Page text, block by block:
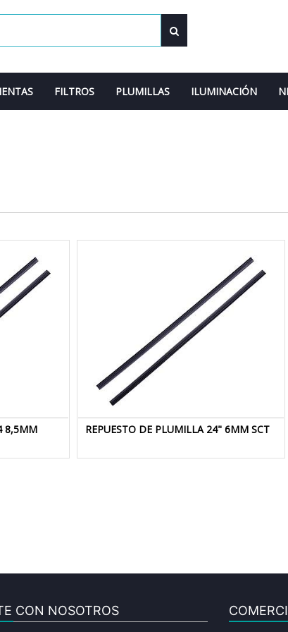
FILTROS PLUMILLAS ILUMINACIÓN
8,5MM
REPUESTO DE PLUMILLA 24" 6MM SCT
CON NOSOTROS